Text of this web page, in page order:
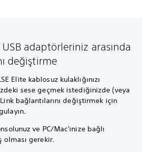
adaptörleriniz arasında
değiştirme
Elite kablosuz kulaklığınızı
sese geçmek istediğinizde (veya
bağlantılarını değiştirmek için
ve PC/Mac'inize bağlı
gerekir.